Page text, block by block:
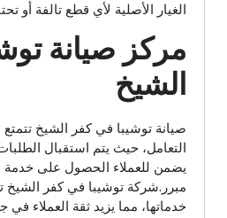
الغيار الأصلية لأي قطع تالفة أو
مركز صيانة
الشيخ
صيانة توشيبا في كفر الشيخ
التعامل، حيث يتم استقبال
يضمن للعملاء الحصول على خدمة
مبرر.شركة توشيبا في كفر
خدماتها، مما يزيد ثقة العملاء في